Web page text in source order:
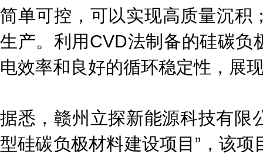
简单可控，可以实现高质量沉积
生产。利用CVD法制备的硅碳
电效率和良好的循环稳定性，展
据悉，赣州立探新能源科技有限
型硅碳负极材料建设项目”，该